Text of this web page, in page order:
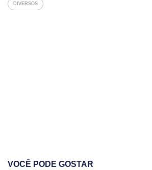
DIVERSOS
VOCÊ PODE GOSTAR